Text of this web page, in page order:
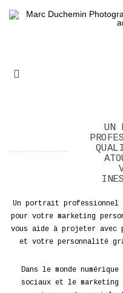
UN
Un portrait
pour votre marketing
vous aide à projeter avec
et votre personnalité
Dans le monde
sociaux et le marketing